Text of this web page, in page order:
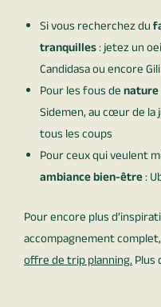
Si vous recherchez du
tranquilles: jetez un
Candidasa ou encore
Pour les fous denature
Sidemen, au cœur de la
tous les coups
Pour ceux qui veulent
ambiance bien-être:
Pour encore plus
accompagnement
offre de trip planning.Plus